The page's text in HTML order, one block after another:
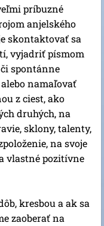
príbuzné
anjelského
skontaktovať sa
vyjadriť písmom
spontánne
namaľovať
z ciest, ako
druhých, na
sklony, talenty,
na svoje
vlastné pozitívne
kresbou a ak sa
zaoberať na